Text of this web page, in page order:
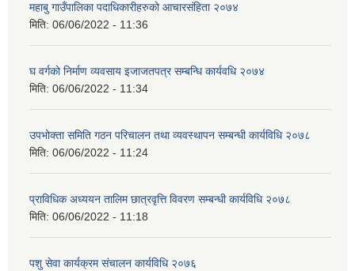
महाबु गाउँपालिका पदाधिकारीहरुको आचारसंहिता २०७४
मिति: 06/06/2022 - 11:36
घ वर्गको निर्माण व्यवसाय इजाजतपत्र सम्बन्धि कार्यवधि २०७४
मिति: 06/06/2022 - 11:34
उपभोक्ता समिति गठन परिचालन तथा व्यवस्थापन सम्बन्धी कार्यविधि २०७८
मिति: 06/06/2022 - 11:24
प्राविधिक अध्ययन तालिम छात्रवृत्ति विवरण सम्बन्धी कार्यविधि २०७८
मिति: 06/06/2022 - 11:18
पशु सेवा कार्यक्रम संचालन कार्यविधि २०७६